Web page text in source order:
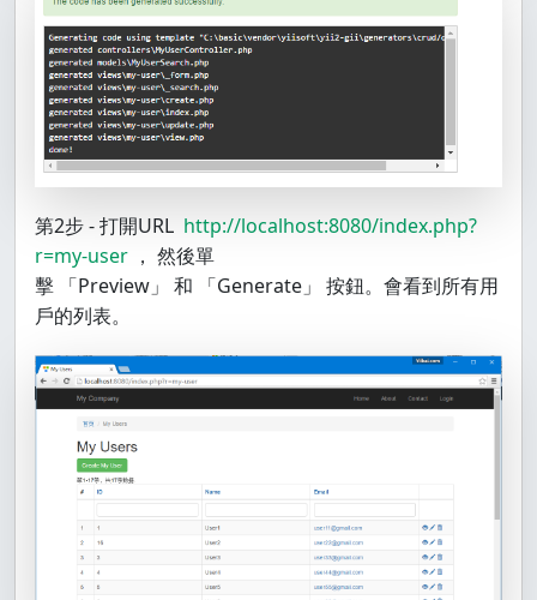
第2步 - 打開URL http://localhost:8080/index.php?
r=my-user ， 然後單
擊 「Preview」 和 「Generate」 按鈕。會看到所有用
戶的列表。